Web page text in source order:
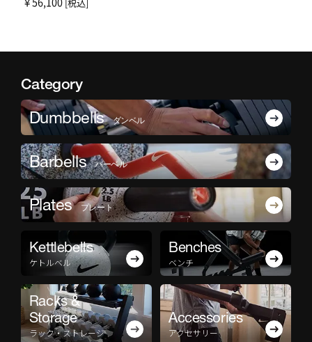
￥56,100 [税込]
Category
Dumbbells ダンベル
Barbells バーベル
Plates プレート
Kettlebells
ケトルベル
Benches
ベンチ
Racks &
Storage
ラック・ストレージ
Accessories
アクセサリー